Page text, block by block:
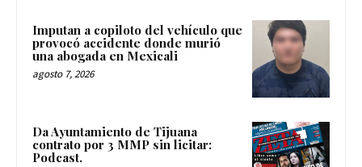
Imputan a copiloto del vehículo que
provocó accidente donde murió
una abogada en Mexicali
agosto 7, 2026
Da Ayuntamiento de Tijuana
contrato por 3 MMP sin licitar:
Podcast.